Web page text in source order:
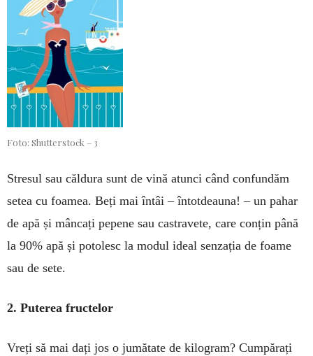
Foto: Shutterstock – 3
Stresul sau căldura sunt de vină atunci când con­fun­dăm
setea cu foamea. Beți mai întâi – întotdeauna! – un pahar
de apă și mâncați pepene sau castravete, care conțin până
la 90% apă și potolesc la modul ideal senzația de foame
sau de sete.
2. Puterea fructelor
Vreți să mai dați jos o jumătate de kilogram? Cum­părați